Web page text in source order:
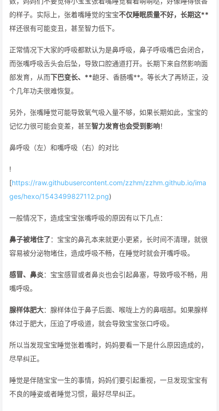
的样子。实际上，张着嘴睡觉的宝宝不仅睡眠质量不好，长期这**
样还很有可能变丑，甚至智力低下。
正常情况下大家的呼吸都默认为是鼻呼吸，鼻子呼吸嘴巴会闭合，
而张嘴呼吸舌头会后坠，导致口腔通道打开。长期下来自然影响面
部发育，从而下巴变长、**龅牙、香肠嘴**。等长大了再矫正，没
个几年功夫很难恢复。
另外，张嘴睡觉可能导致氧气吸入量不够，如果长期如此，宝宝的
记忆力很可能会变差，甚至智力发育也会受到影响！
鼻呼吸（左）和嘴呼吸（右）的对比
!
[https://raw.githubusercontent.com/zzhm/zzhm.github.io/ima
ges/hexo/1543499827112.png)
一般情况下，造成宝宝张嘴呼吸的原因有以下几点：
鼻子被堵住了：宝宝的鼻孔本来就更小更紧，长时间不清理，就很
容易被分泌物堵住，造成呼吸不畅，在睡觉时就会开嘴呼吸。
感冒、鼻炎：宝宝感冒或者鼻炎也会引起鼻塞，导致呼吸不畅，用
嘴呼吸。
腺样体肥大：腺样体位于鼻子后面、喉咙上方的鼻咽部。如果腺样
体过于肥大，压迫了呼吸道，就会导致宝宝张口呼吸。
所以当发现宝宝睡觉张着嘴时，妈妈要看一下是什么原因造成的，
尽早纠正。
睡觉是伴随宝宝一生的事情，妈妈们要引起重视，一旦发现宝宝有
不良的睡姿或者睡觉习惯，最好尽早纠正。